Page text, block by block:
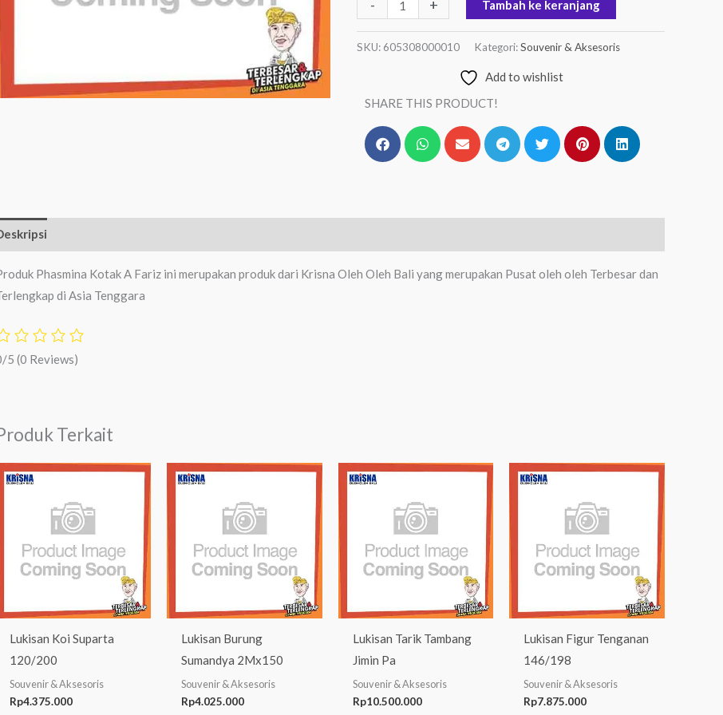
- + Tambah ke keranjang
SKU: 605308000010 Kategori:Souvenir & Aksesoris
Add to wishlist
SHARE THIS PRODUCT!
Phasmina Kotak A Fariz ini merupakan produk dari Krisna Oleh Oleh Bali yang merupakan Pusat oleh oleh Terbesar dan
di Asia Tenggara
5 (0 Reviews)
Terkait
Lukisan Koi Suparta
120/200
Souvenir & Aksesoris
Rp4.375.000
Lukisan Burung
Sumandya 2Mx150
Souvenir & Aksesoris
Rp4.025.000
Lukisan Tarik Tambang
Jimin Pa
Souvenir & Aksesoris
Rp10.500.000
Lukisan Figur Tenganan
146/198
Souvenir & Aksesoris
Rp7.875.000